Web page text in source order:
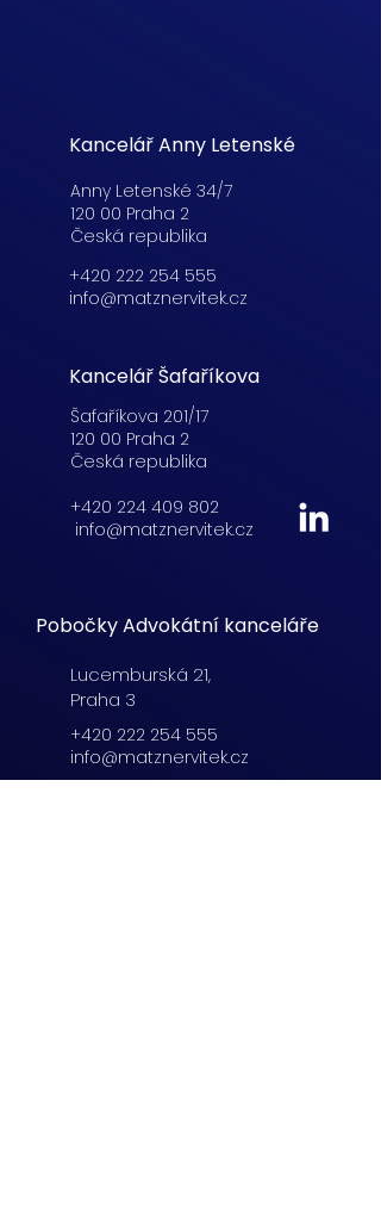
Kancelář Anny Letenské
Anny Letenské 34/7
120 00 Praha 2
Česká republika
+420 222 254 555
info@matznervitek.cz
Kancelář Šafaříkova
Šafaříkova 201/17
120 00 Praha 2
Česká republika
+420 224 409 802
info@matznervitek.cz
Pobočky Advokátní kanceláře
Lucemburská 21,
Praha 3
+420 222 254 555
info@matznervitek.cz